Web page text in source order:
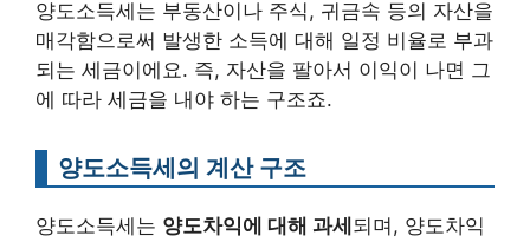
양도소득세는 부동산이나 주식, 귀금속 등의 자산을
매각함으로써 발생한 소득에 대해 일정 비율로 부과
되는 세금이에요. 즉, 자산을 팔아서 이익이 나면 그
에 따라 세금을 내야 하는 구조죠.
양도소득세의 계산 구조
양도소득세는 양도차익에 대해 과세 되며, 양도차익